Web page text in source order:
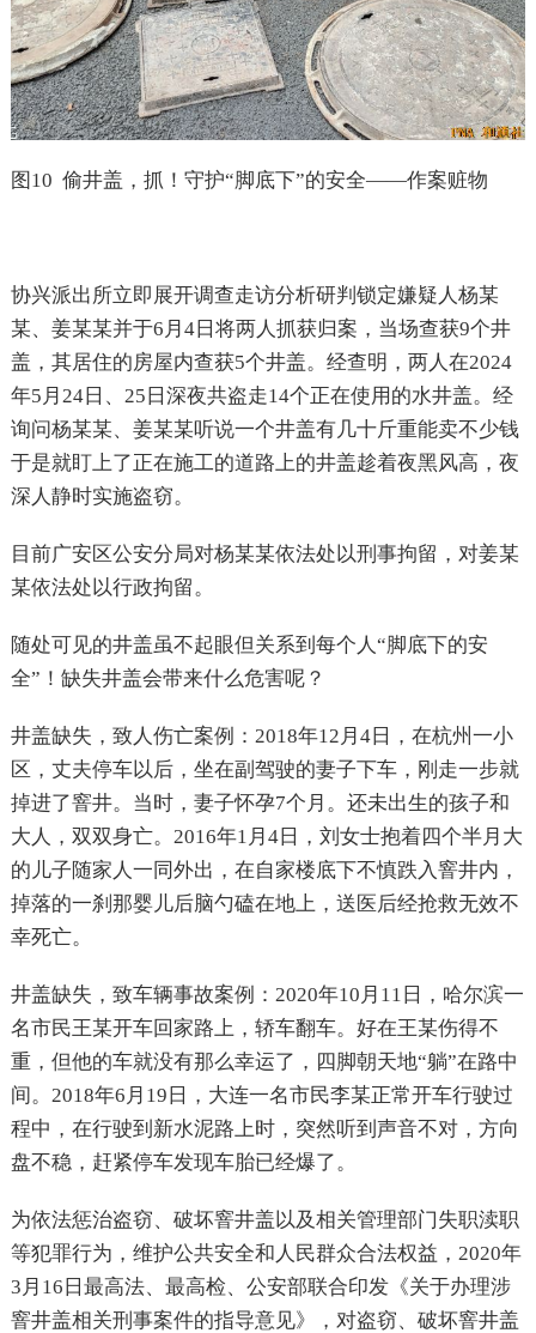
图 10 偷井盖，抓！守护“脚底下”的安全——作案赃物
协兴派出所立即展开调查走访分析研判锁定嫌疑人杨某
某、姜某某并于6 月 4日将两人抓获归案，当场查获9个井
盖，其居住的房屋内查获5个井盖。经查明，两人在2024
年5 月 24日、 25 日深夜共盗走14个正在使用的水井盖。经
询问杨某某、姜某某听说一个井盖有几十斤重能卖不少钱
于是就盯上了正在施工的道路上的井盖趁着夜黑风高，夜
深人静时实施盗窃。
目前广安区公安分局对杨某某依法处以刑事拘留，对姜某
某依法处以行政拘留。
随处可见的井盖虽不起眼但关系到每个人“脚底下的安
全”！缺失井盖会带来什么危害呢？
井盖缺失，致人伤亡案例： 2018年12 月 4日，在杭州一小
区，丈夫停车以后，坐在副驾驶的妻子下车，刚走一步就
掉进了窨井。当时，妻子怀孕7个月。还未出生的孩子和
大人，双双身亡。 2016年1 月 4日，刘女士抱着四个半月大
的儿子随家人一同外出，在自家楼底下不慎跌入窨井内，
掉落的一刹那婴儿后脑勺磕在地上，送医后经抢救无效不
幸死亡。
井盖缺失，致车辆事故案例： 2020年10 月 11 日，哈尔滨一
名市民王某开车回家路上，轿车翻车。好在王某伤得不
重，但他的车就没有那么幸运了，四脚朝天地“躺”在路中
间。 2018年6 月 19 日，大连一名市民李某正常开车行驶过
程中，在行驶到新水泥路上时，突然听到声音不对，方向
盘不稳，赶紧停车发现车胎已经爆了。
为依法惩治盗窃、破坏窨井盖以及相关管理部门失职渎职
等犯罪行为，维护公共安全和人民群众合法权益， 2020年
3 月 16 日最高法、最高检、公安部联合印发《关于办理涉
窨井盖相关刑事案件的指导意见》，对盗窃、破坏窨井盖